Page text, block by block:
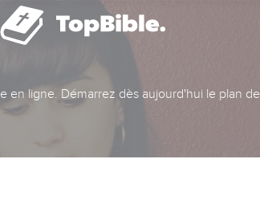
ligne. Démarrez dès aujourd'hui le plan